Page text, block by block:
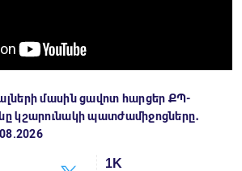
մասին ցավոտ հարցեր ՔՊ-
կշարունակի պատժամիջոցները․
1K